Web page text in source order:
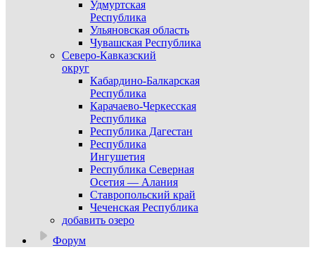
Удмуртская
Республика
Ульяновская область
Чувашская Республика
Северо-Кавказский
округ
Кабардино-Балкарская
Республика
Карачаево-Черкесская
Республика
Республика Дагестан
Республика
Ингушетия
Республика Северная
Осетия — Алания
Ставропольский край
Чеченская Республика
добавить озеро
Форум